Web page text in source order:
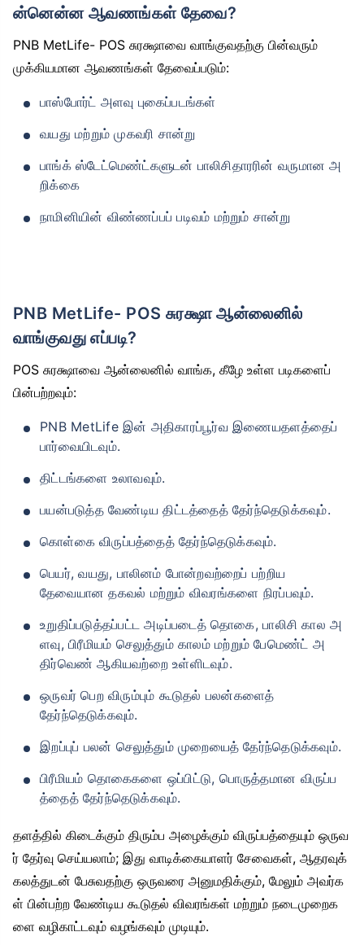
ன்னென்ன ஆவணங்கள் தேவை?
PNB MetLife- POS சுரக்ஷாவை வாங்குவதற்கு பின்வரும்
முக்கியமான ஆவணங்கள் தேவைப்படும்:
பாஸ்போர்ட் அளவு புகைப்படங்கள்
வயது மற்றும் முகவரி சான்று
பாங்க் ஸ்டேட்மெண்ட்களுடன் பாலிசிதாரரின் வருமான அ
றிக்கை
நாமினியின் விண்ணப்பப் படிவம் மற்றும் சான்று
PNB MetLife- POS சுரக்ஷா ஆன்லைனில்
வாங்குவது எப்படி?
POS சுரக்ஷாவை ஆன்லைனில் வாங்க, கீழே உள்ள படிகளைப்
பின்பற்றவும்:
PNB MetLife இன் அதிகாரப்பூர்வ இணையதளத்தைப்
பார்வையிடவும்.
திட்டங்களை உலாவவும்.
பயன்படுத்த வேண்டிய திட்டத்தைத் தேர்ந்தெடுக்கவும்.
கொள்கை விருப்பத்தைத் தேர்ந்தெடுக்கவும்.
பெயர், வயது, பாலினம் போன்றவற்றைப் பற்றிய
தேவையான தகவல் மற்றும் விவரங்களை நிரப்பவும்.
உறுதிப்படுத்தப்பட்ட அடிப்படைத் தொகை, பாலிசி கால அ
ளவு, பிரீமியம் செலுத்தும் காலம் மற்றும் பேமெண்ட் அ
திர்வெண் ஆகியவற்றை உள்ளிடவும்.
ஒருவர் பெற விரும்பும் கூடுதல் பலன்களைத்
தேர்ந்தெடுக்கவும்.
இறப்புப் பலன் செலுத்தும் முறையைத் தேர்ந்தெடுக்கவும்.
பிரீமியம் தொகைகளை ஒப்பிட்டு, பொருத்தமான விருப்ப
த்தைத் தேர்ந்தெடுக்கவும்.
தளத்தில் கிடைக்கும் திரும்ப அழைக்கும் விருப்பத்தையும் ஒருவ
ர் தேர்வு செய்யலாம்; இது வாடிக்கையாளர் சேவைகள், ஆதரவுக்
கலத்துடன் பேசுவதற்கு ஒருவரை அனுமதிக்கும், மேலும் அவர்க
ள் பின்பற்ற வேண்டிய கூடுதல் விவரங்கள் மற்றும் நடைமுறைக
ளை வழிகாட்டவும் வழங்கவும் முடியும்.